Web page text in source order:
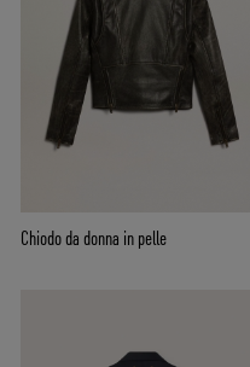
Chiodo da donna in pelle